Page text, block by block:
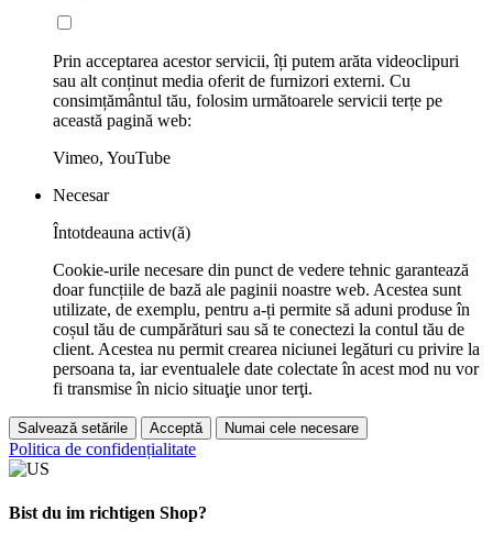
Prin acceptarea acestor servicii, îți putem arăta videoclipuri
sau alt conținut media oferit de furnizori externi. Cu
consimțământul tău, folosim următoarele servicii terțe pe
această pagină web:
Vimeo, YouTube
Necesar
Întotdeauna activ(ă)
Cookie-urile necesare din punct de vedere tehnic garantează
doar funcțiile de bază ale paginii noastre web. Acestea sunt
utilizate, de exemplu, pentru a-ți permite să aduni produse în
coșul tău de cumpărături sau să te conectezi la contul tău de
client. Acestea nu permit crearea niciunei legături cu privire la
persoana ta, iar eventualele date colectate în acest mod nu vor
fi transmise în nicio situaţie unor terţi.
Salvează setările Acceptă Numai cele necesare
Politica de confidențialitate
Bist du im richtigen Shop?